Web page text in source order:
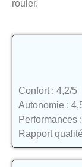
rouler.
Confort : 4,2/5
Autonomie :
Performances
Rapport